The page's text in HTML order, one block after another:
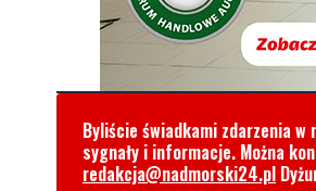
Koń po szybkiej interwencji jednego
Przypominamy, że czekamy na
redakcja@nadmorski24.pl